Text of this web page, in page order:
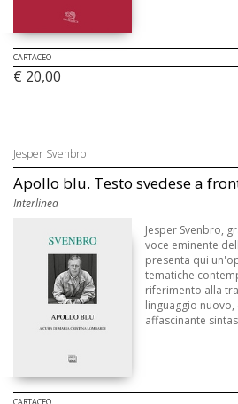
CARTACEO
€ 20,00
Jesper Svenbro
Apollo blu. Testo svedese a
Interlinea
Jesper Svenbro,
voce eminente
presenta qui
tematiche
riferimento alla
linguaggio
affascinante
CARTACEO